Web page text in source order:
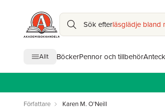
Sök efterläsglädje bland
Allt BöckerPennor och tillbehör
Författare Karen M. O'Neill